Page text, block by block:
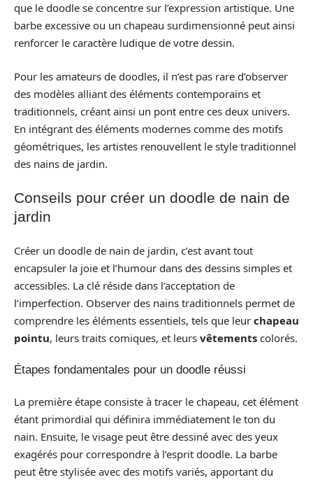
que le doodle se concentre sur l’expression artistique. Une
barbe excessive ou un chapeau surdimensionné peut ainsi
renforcer le caractère ludique de votre dessin.
Pour les amateurs de doodles, il n’est pas rare d’observer
des modèles alliant des éléments contemporains et
traditionnels, créant ainsi un pont entre ces deux univers.
En intégrant des éléments modernes comme des motifs
géométriques, les artistes renouvellent le style traditionnel
des nains de jardin.
Conseils pour créer un doodle de nain de
jardin
Créer un doodle de nain de jardin, c’est avant tout
encapsuler la joie et l’humour dans des dessins simples et
accessibles. La clé réside dans l’acceptation de
l’imperfection. Observer des nains traditionnels permet de
comprendre les éléments essentiels, tels que leur chapeau
pointu, leurs traits comiques, et leurs vêtements colorés.
Étapes fondamentales pour un doodle réussi
La première étape consiste à tracer le chapeau, cet élément
étant primordial qui définira immédiatement le ton du
nain. Ensuite, le visage peut être dessiné avec des yeux
exagérés pour correspondre à l’esprit doodle. La barbe
peut être stylisée avec des motifs variés, apportant du